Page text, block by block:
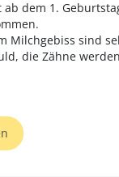
dem 1.
Milchgebiss sind
die Zähne